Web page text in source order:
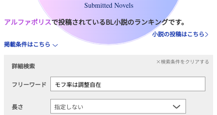
Submitted Novels
アルファポリスで投稿されているBL小説のランキングです。
小説の投稿はこちら
掲載条件はこちら
詳細検索
×検索条件をクリアする
フリーワード
長さ